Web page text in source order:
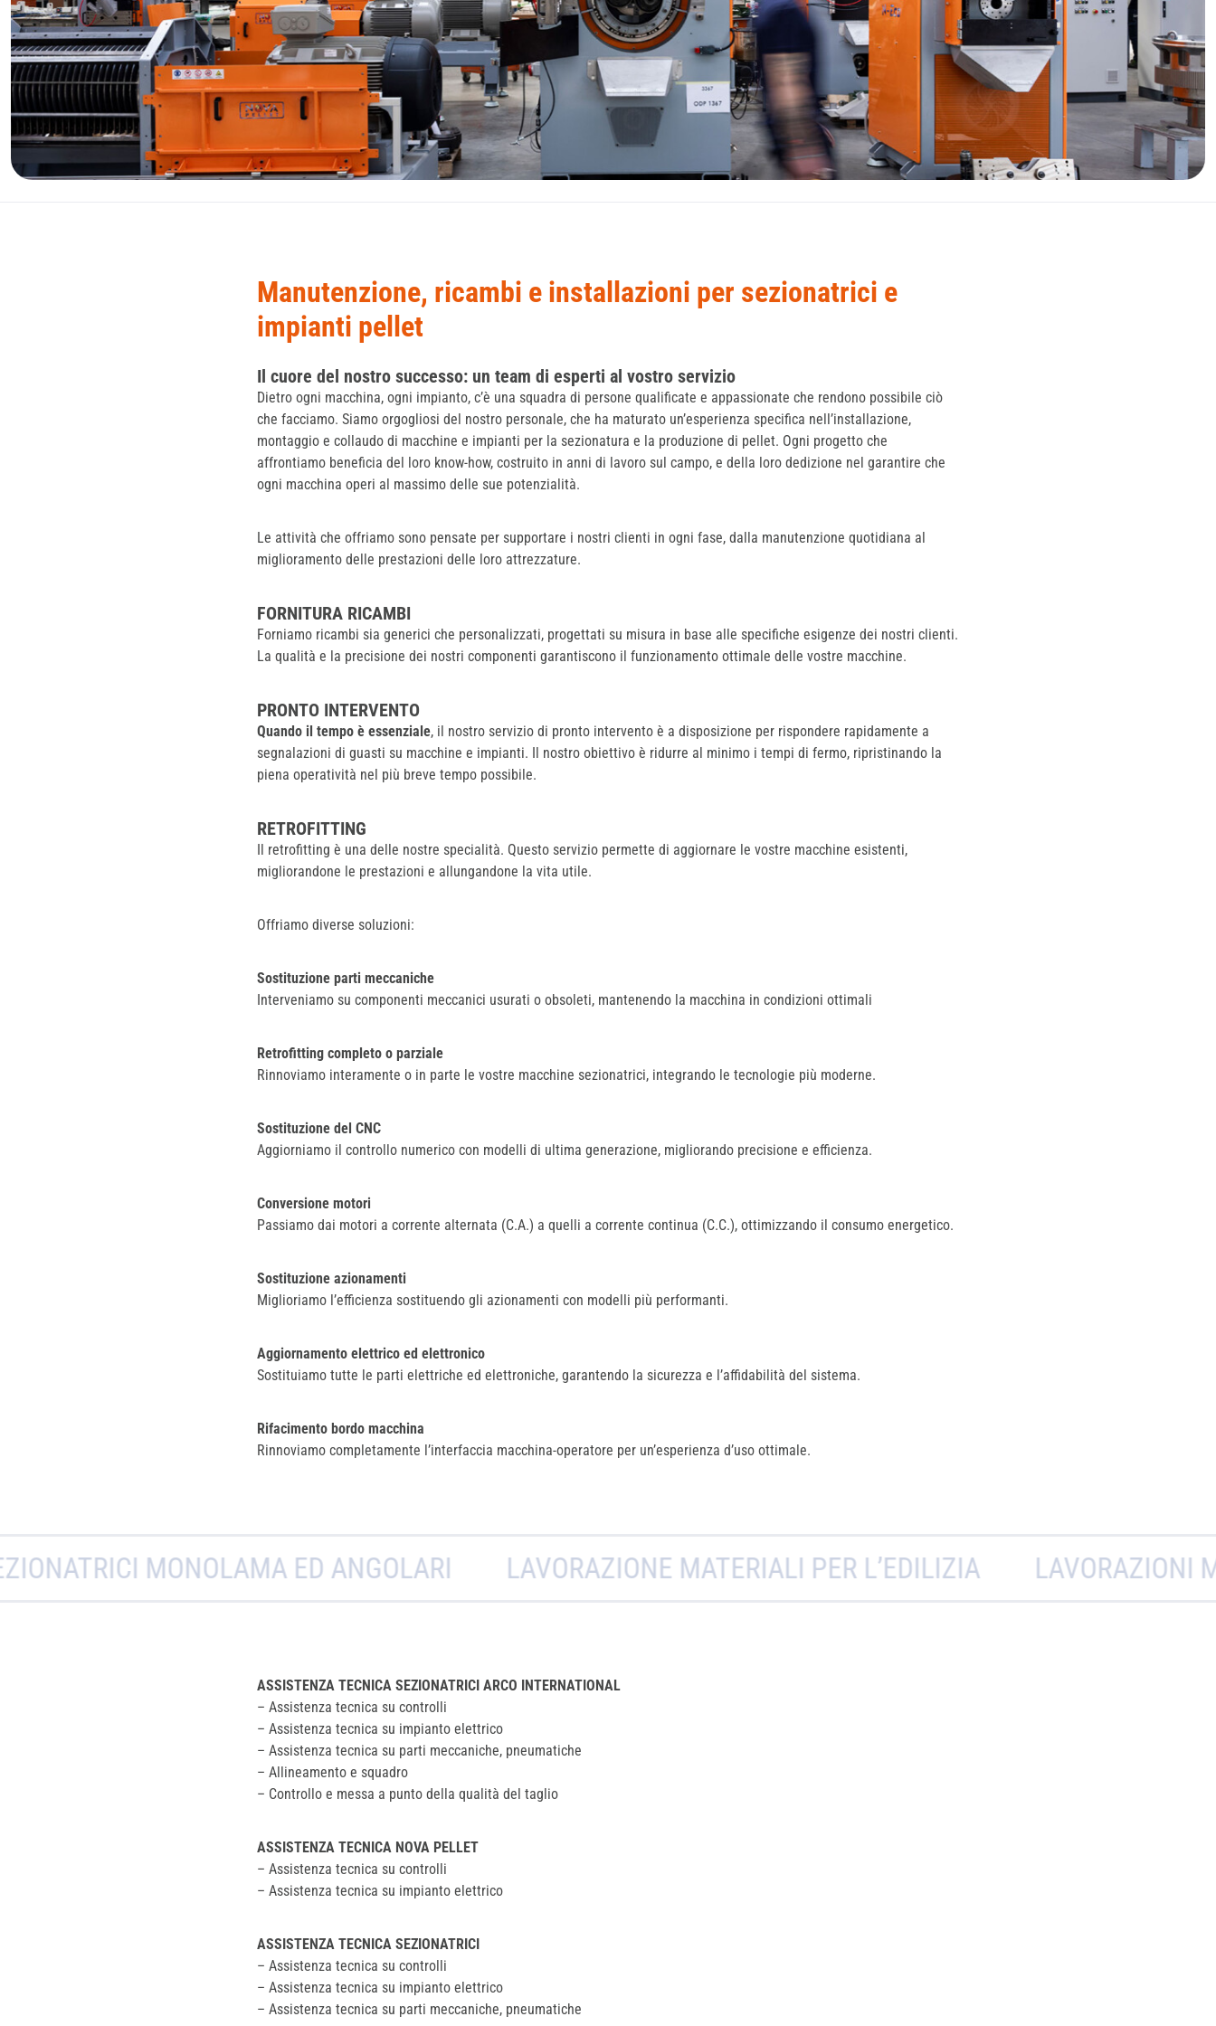
Manutenzione, ricambi e installazioni per sezionatrici e
impianti pellet
Il cuore del nostro successo: un team di esperti al vostro servizio
Dietro ogni macchina, ogni impianto, c’è una squadra di persone qualificate e appassionate che rendono possibile ciò
che facciamo. Siamo orgogliosi del nostro personale, che ha maturato un’esperienza specifica nell’installazione,
montaggio e collaudo di macchine e impianti per la sezionatura e la produzione di pellet. Ogni progetto che
affrontiamo beneficia del loro know-how, costruito in anni di lavoro sul campo, e della loro dedizione nel garantire che
ogni macchina operi al massimo delle sue potenzialità.
Le attività che offriamo sono pensate per supportare i nostri clienti in ogni fase, dalla manutenzione quotidiana al
miglioramento delle prestazioni delle loro attrezzature.
FORNITURA RICAMBI
Forniamo ricambi sia generici che personalizzati, progettati su misura in base alle specifiche esigenze dei nostri clienti.
La qualità e la precisione dei nostri componenti garantiscono il funzionamento ottimale delle vostre macchine.
PRONTO INTERVENTO
Quando il tempo è essenziale, il nostro servizio di pronto intervento è a disposizione per rispondere rapidamente a
segnalazioni di guasti su macchine e impianti. Il nostro obiettivo è ridurre al minimo i tempi di fermo, ripristinando la
piena operatività nel più breve tempo possibile.
RETROFITTING
Il retrofitting è una delle nostre specialità. Questo servizio permette di aggiornare le vostre macchine esistenti,
migliorandone le prestazioni e allungandone la vita utile.
Offriamo diverse soluzioni:
Sostituzione parti meccaniche
Interveniamo su componenti meccanici usurati o obsoleti, mantenendo la macchina in condizioni ottimali
Retrofitting completo o parziale
Rinnoviamo interamente o in parte le vostre macchine sezionatrici, integrando le tecnologie più moderne.
Sostituzione del CNC
Aggiorniamo il controllo numerico con modelli di ultima generazione, migliorando precisione e efficienza.
Conversione motori
Passiamo dai motori a corrente alternata (C.A.) a quelli a corrente continua (C.C.), ottimizzando il consumo energetico.
Sostituzione azionamenti
Miglioriamo l’efficienza sostituendo gli azionamenti con modelli più performanti.
Aggiornamento elettrico ed elettronico
Sostituiamo tutte le parti elettriche ed elettroniche, garantendo la sicurezza e l’affidabilità del sistema.
Rifacimento bordo macchina
Rinnoviamo completamente l’interfaccia macchina-operatore per un’esperienza d’uso ottimale.
MONOLAMA ED ANGOLARI LAVORAZIONE MATERIALI PER L’EDILIZIA LAVORAZIONI METALLI
ASSISTENZA TECNICA SEZIONATRICI ARCO INTERNATIONAL
– Assistenza tecnica su controlli
– Assistenza tecnica su impianto elettrico
– Assistenza tecnica su parti meccaniche, pneumatiche
– Allineamento e squadro
– Controllo e messa a punto della qualità del taglio
ASSISTENZA TECNICA NOVA PELLET
– Assistenza tecnica su controlli
– Assistenza tecnica su impianto elettrico
ASSISTENZA TECNICA SEZIONATRICI
– Assistenza tecnica su controlli
– Assistenza tecnica su impianto elettrico
– Assistenza tecnica su parti meccaniche, pneumatiche